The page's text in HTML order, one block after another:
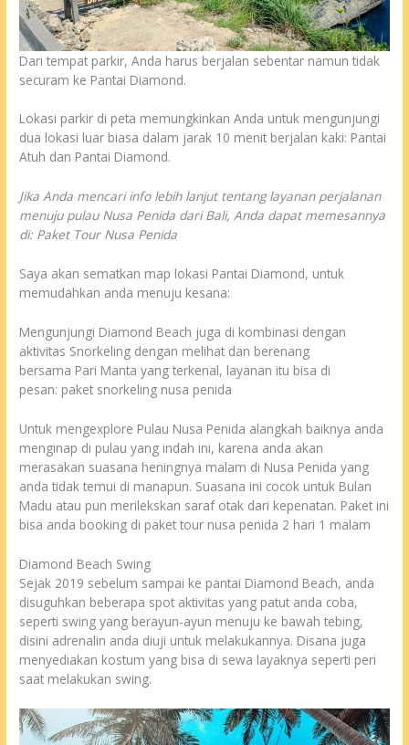
Dari tempat parkir, Anda harus berjalan sebentar namun tidak
securam ke Pantai Diamond.
Lokasi parkir di peta memungkinkan Anda untuk mengunjungi
dua lokasi luar biasa dalam jarak 10 menit berjalan kaki: Pantai
Atuh dan Pantai Diamond.
Jika Anda mencari info lebih lanjut tentang layanan perjalanan
menuju pulau Nusa Penida dari Bali, Anda dapat memesannya
di: Paket Tour Nusa Penida
Saya akan sematkan map lokasi Pantai Diamond, untuk
memudahkan anda menuju kesana:
Mengunjungi Diamond Beach juga di kombinasi dengan
aktivitas Snorkeling dengan melihat dan berenang
bersama Pari Manta yang terkenal, layanan itu bisa di
pesan: paket snorkeling nusa penida
Untuk mengexplore Pulau Nusa Penida alangkah baiknya anda
menginap di pulau yang indah ini, karena anda akan
merasakan suasana heningnya malam di Nusa Penida yang
anda tidak temui di manapun. Suasana ini cocok untuk Bulan
Madu atau pun merilekskan saraf otak dari kepenatan. Paket ini
bisa anda booking di paket tour nusa penida 2 hari 1 malam
Diamond Beach Swing
Sejak 2019 sebelum sampai ke pantai Diamond Beach, anda
disuguhkan beberapa spot aktivitas yang patut anda coba,
seperti swing yang berayun-ayun menuju ke bawah tebing,
disini adrenalin anda diuji untuk melakukannya. Disana juga
menyediakan kostum yang bisa di sewa layaknya seperti peri
saat melakukan swing.